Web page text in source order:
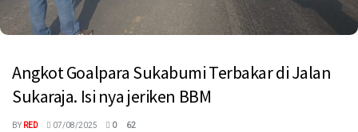
Angkot Goalpara Sukabumi Terbakar di Jalan
Sukaraja. Isi nya jeriken BBM
BY RED 07/08/2025 0 62